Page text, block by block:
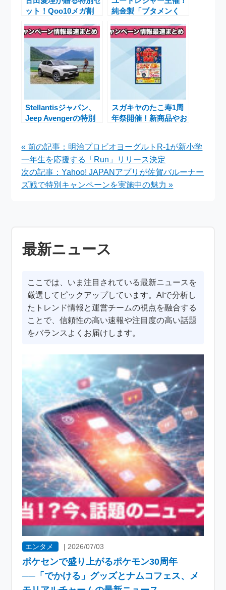
ット！Qoo10メガ割
ン開催中
純金製「ブタメンく
るキャンペーン開催中
Stellantisジャパン、
Jeep Avengerの特別
開催中
スガキヤのたこ寿1周
年祭開催！新商品やお
ます
« 前の記事：明治プロビオヨーグルトR-1が新小学
一年生を応援する「Run」リリース決定
次の記事：Yahoo! JAPANアプリが佐賀バルーナー
ズ戦で特別キャンペーンを実施中の魅力 »
最新ニュース
ここでは、いま注目されている最新ニュースを
厳選してピックアップしています。AIで分析し
たトレンド情報と運営チームの視点を融合する
ことで、信頼性の高い速報や注目度の高い話題
をバランスよくお届けします。
エンタメ |2026/07/03
ポケセンで盛り上がるポケモン30周年
──「でかける」グッズとナムコフェス、メ